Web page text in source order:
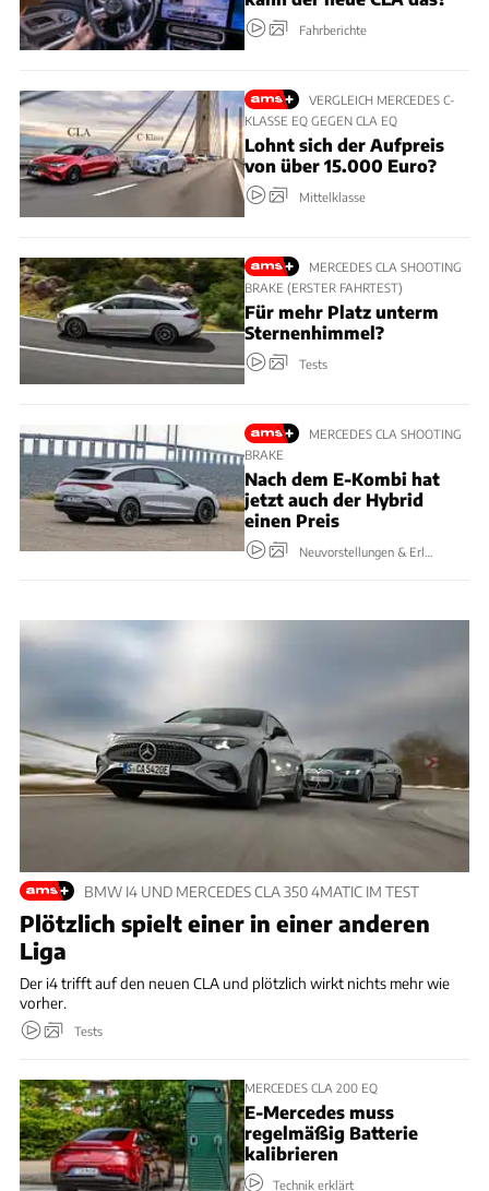
Fahrberichte
VERGLEICH MERCEDES C-
KLASSE EQ GEGEN CLA EQ
Lohnt sich der Aufpreis
von über 15.000 Euro?
Mittelklasse
MERCEDES CLA SHOOTING
BRAKE (ERSTER FAHRTEST)
Für mehr Platz unterm
Sternenhimmel?
Tests
MERCEDES CLA SHOOTING
BRAKE
Nach dem E-Kombi hat
jetzt auch der Hybrid
einen Preis
Neuvorstellungen & Erlkönige
BMW I4 UND MERCEDES CLA 350 4MATIC IM TEST
Plötzlich spielt einer in einer anderen
Liga
Der i4 trifft auf den neuen CLA und plötzlich wirkt nichts mehr wie
vorher.
Tests
MERCEDES CLA 200 EQ
E-Mercedes muss
regelmäßig Batterie
kalibrieren
Technik erklärt